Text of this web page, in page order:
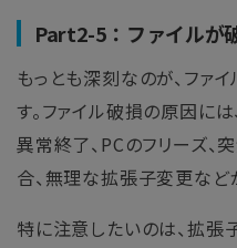
Part2-5：ファイルが
もっとも深刻なのが、ファ
す。ファイル破損の原因に
異常終了、PCのフリーズ、
合、無理な拡張子変更など
特に注意したいのは、拡張